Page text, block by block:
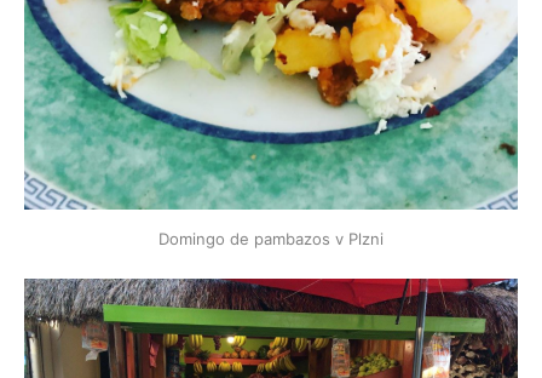
Domingo de pambazos v Plzni